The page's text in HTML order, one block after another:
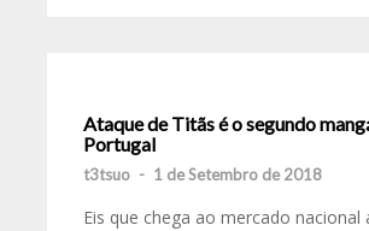
Ataque de Titãs é o segundo
Portugal
t3tsuo - 1 de Setembro de 2018
Eis que chega ao mercado nacional